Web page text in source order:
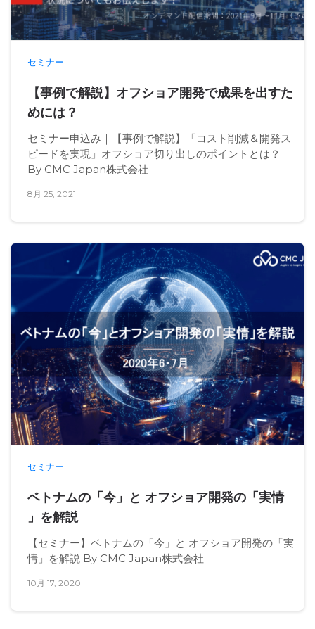
セミナー
【事例で解説】オフショア開発で成果を出すた
めには？
セミナー申込み｜【事例で解説】「コスト削減＆開発ス
ピードを実現」オフショア切り出しのポイントとは？
By CMC Japan株式会社
8月 25, 2021
セミナー
ベトナムの「今」と オフショア開発の「実情
」を解説​
【セミナー】ベトナムの「今」と オフショア開発の「実
情」を解説 By CMC Japan株式会社
10月 17, 2020